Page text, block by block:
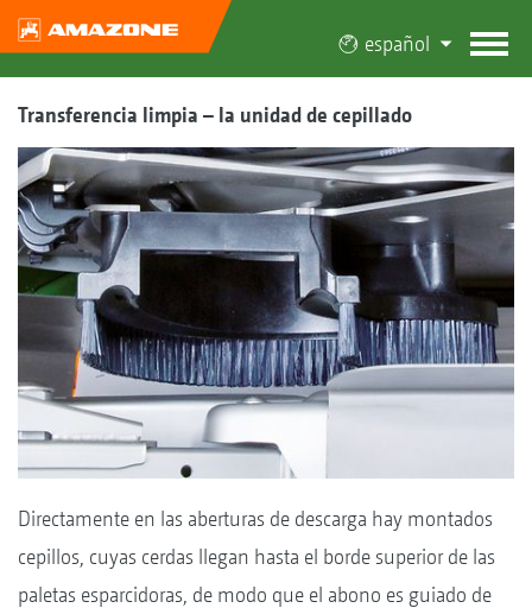
español
Transferencia limpia – la unidad de cepillado
Directamente en las aberturas de descarga hay montados
cepillos, cuyas cerdas llegan hasta el borde superior de las
paletas esparcidoras, de modo que el abono es guiado de